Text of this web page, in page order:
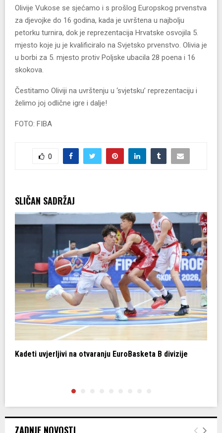
Olivije Vukose se sjećamo i s prošlog Europskog prvenstva
za djevojke do 16 godina, kada je uvrštena u najbolju
petorku turnira, dok je reprezentacija Hrvatske osvojila 5.
mjesto koje ju je kvalificiralo na Svjetsko prvenstvo. Olivia je
u borbi za 5. mjesto protiv Poljske ubacila 28 poena i 16
skokova.
Čestitamo Oliviji na uvrštenju u ‘svjetsku’ reprezentaciju i
želimo joj odlične igre i dalje!
FOTO: FIBA
0
SLIČAN SADRŽAJ
Kadeti uvjerljivi na otvaranju EuroBasketa B divizije
ZADNJE NOVOSTI